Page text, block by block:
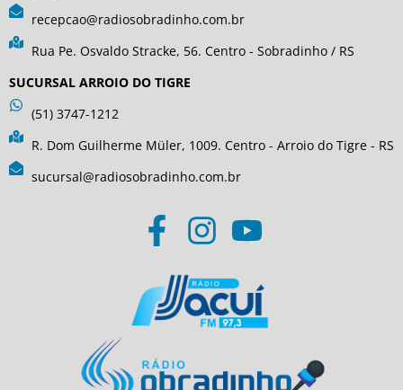
recepcao@radiosobradinho.com.br
Rua Pe. Osvaldo Stracke, 56. Centro - Sobradinho / RS
SUCURSAL ARROIO DO TIGRE
(51) 3747-1212
R. Dom Guilherme Müler, 1009. Centro - Arroio do Tigre - RS
sucursal@radiosobradinho.com.br